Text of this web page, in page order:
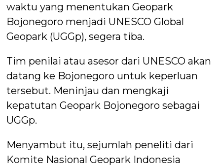
waktu yang menentukan Geopark
Bojonegoro menjadi UNESCO Global
Geopark (UGGp), segera tiba.
Tim penilai atau asesor dari UNESCO akan
datang ke Bojonegoro untuk keperluan
tersebut. Meninjau dan mengkaji
kepatutan Geopark Bojonegoro sebagai
UGGp.
Menyambut itu, sejumlah peneliti dari
Komite Nasional Geopark Indonesia